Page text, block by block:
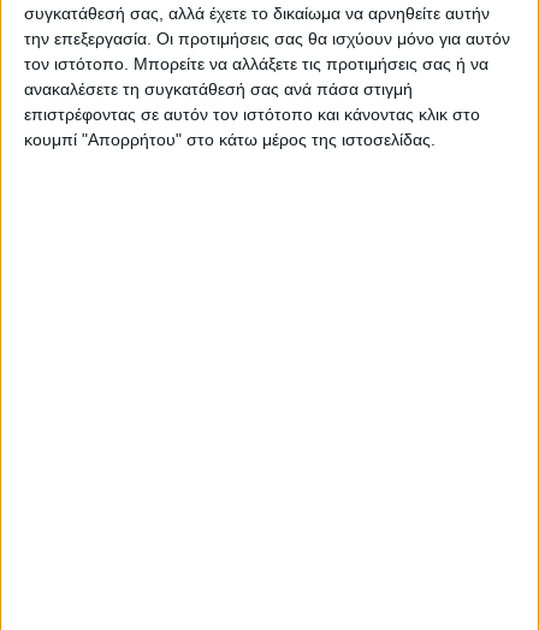
συγκατάθεσή σας, αλλά έχετε το δικαίωμα να αρνηθείτε αυτήν
την επεξεργασία. Οι προτιμήσεις σας θα ισχύουν μόνο για αυτόν
τον ιστότοπο. Μπορείτε να αλλάξετε τις προτιμήσεις σας ή να
ανακαλέσετε τη συγκατάθεσή σας ανά πάσα στιγμή
επιστρέφοντας σε αυτόν τον ιστότοπο και κάνοντας κλικ στο
κουμπί "Απορρήτου" στο κάτω μέρος της ιστοσελίδας.
Αμερικανοί αξιωματούχοι θεωρούν πολύ
απίθανο ο Λίβανος και η διεθνής κοινότητα
να συμφωνήσουν με αυτούς τους όρους
οποίοι θα υπονόμευαν δραματικά την
κυριαρχία του Λιβάνου.